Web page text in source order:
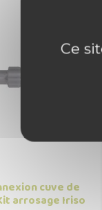
cuve de
arrosage Iriso
Ce